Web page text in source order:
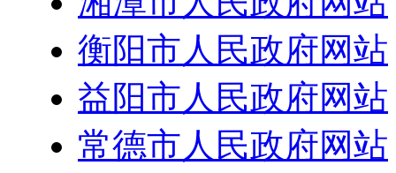
衡阳市人民政府网站
益阳市人民政府网站
常德市人民政府网站